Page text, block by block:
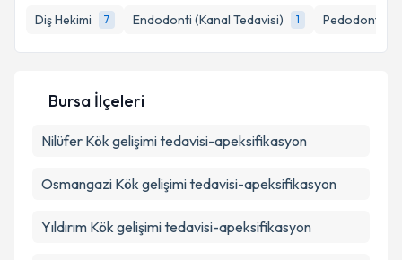
Diş Hekimi
7 Endodonti (Kanal Tedavisi) 1 Pedodonti
E-posta Adresiniz
Metni'ni okudum ve kişisel verilerimin belirtilen
Bursa İlçeleri
Nilüfer Kök gelişimi tedavisi-apeksifikasyon
Osmangazi Kök gelişimi tedavisi-apeksifikasyon
Yıldırım Kök gelişimi tedavisi-apeksifikasyon